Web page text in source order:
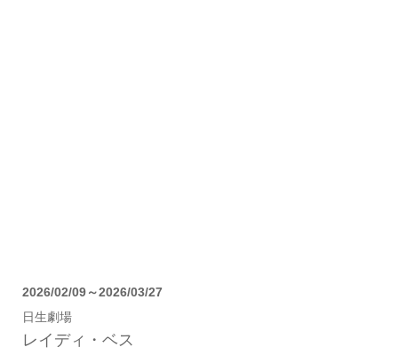
2026/02/09～2026/03/27
日生劇場
レイディ・ベス